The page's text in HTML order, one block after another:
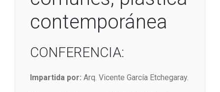
contemporánea
CONFERENCIA:
Impartida por: Arq. Vicente García Etchegaray.